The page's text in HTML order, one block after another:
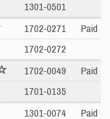
1301-0501
1702-0271
Paid
1702-0272
1702-0049
Paid
1701-0135
1301-0074
Paid